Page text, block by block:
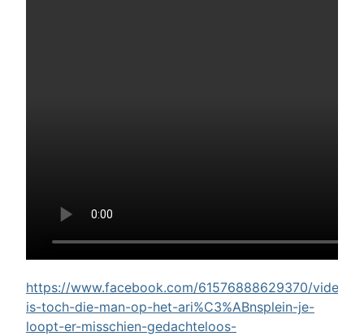
https://www.facebook.com/61576888629370/videos/
is-toch-die-man-op-het-ari%C3%ABnsplein-je-
loopt-er-misschien-gedachteloos-